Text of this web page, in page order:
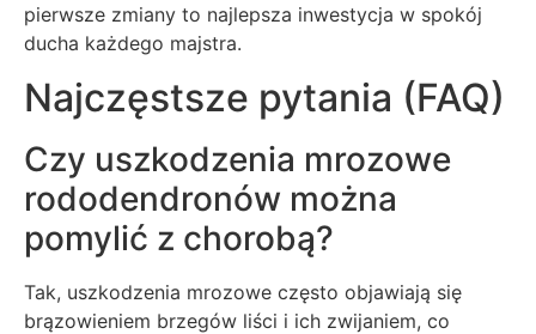
pierwsze zmiany to najlepsza inwestycja w spokój
ducha każdego majstra.
Najczęstsze pytania (FAQ)
Czy uszkodzenia mrozowe
rododendronów można
pomylić z chorobą?
Tak, uszkodzenia mrozowe często objawiają się
brązowieniem brzegów liści i ich zwijaniem, co